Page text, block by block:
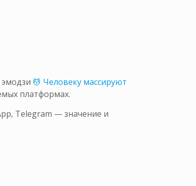
эмодзи 💆 Человеку массируют
платформах.
Telegram — значение и